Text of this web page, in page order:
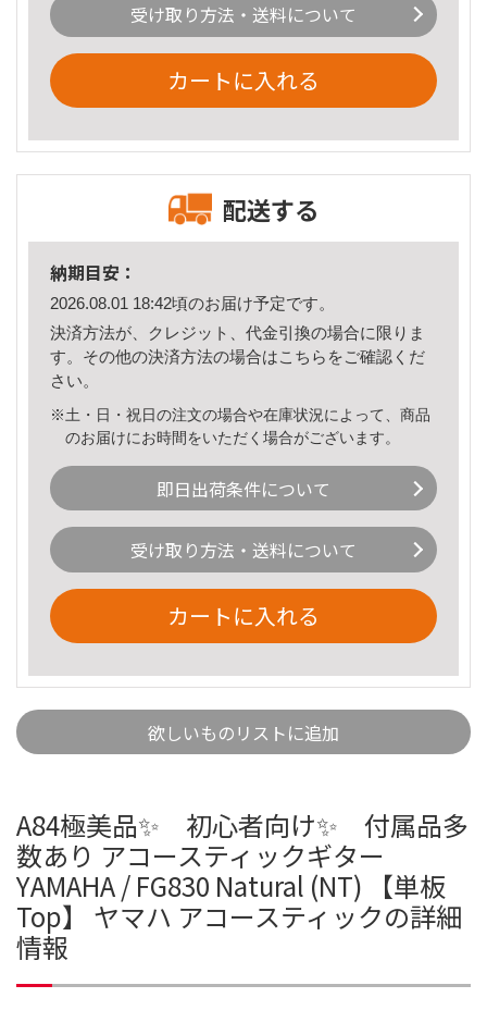
受け取り方法・送料について
カートに入れる
配送する
納期目安：
2026.08.01 18:42頃のお届け予定です。
決済方法が、クレジット、代金引換の場合に限りま
す。その他の決済方法の場合はこちら をご確認くだ
さい。
※土・日・祝日の注文の場合や在庫状況によって、商品
のお届けにお時間をいただく場合がございます。
即日出荷条件について
受け取り方法・送料について
カートに入れる
欲しいものリストに追加
A84極美品✨ 初心者向け✨ 付属品多
数あり アコースティックギター
YAMAHA / FG830 Natural (NT) 【単板
Top】 ヤマハ アコースティックの詳細
情報